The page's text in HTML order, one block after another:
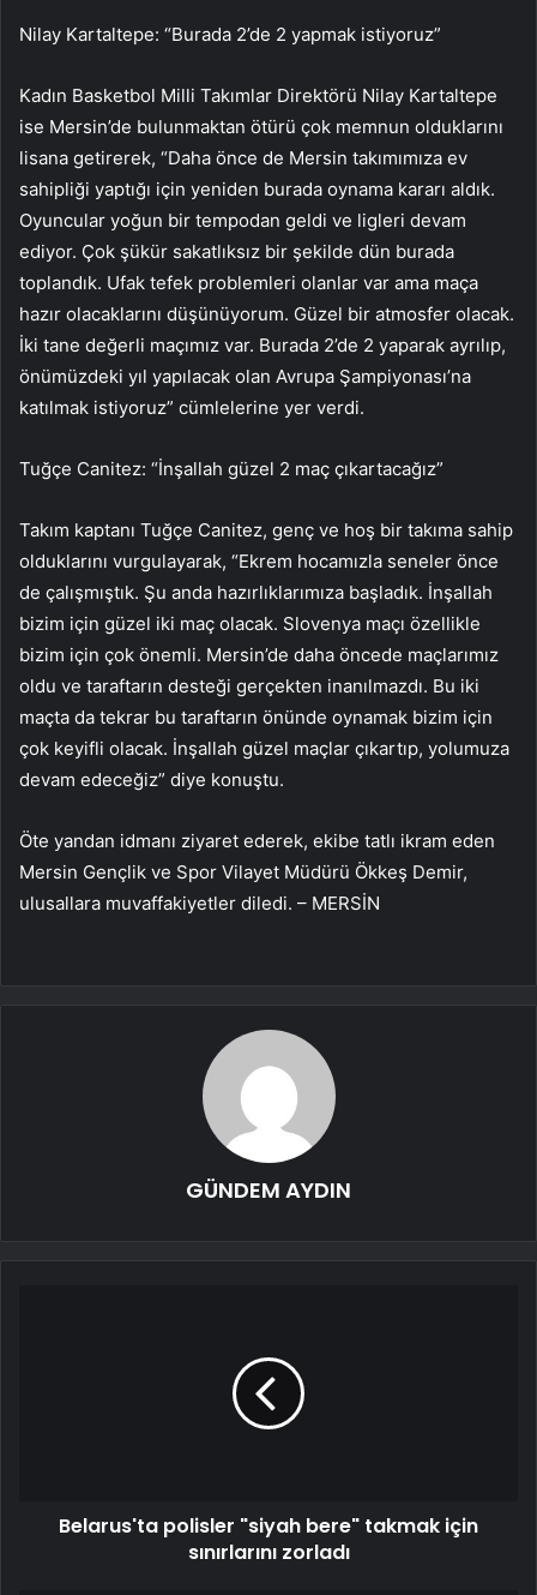
Nilay Kartaltepe: “Burada 2’de 2 yapmak istiyoruz”
Kadın Basketbol Milli Takımlar Direktörü Nilay Kartaltepe
ise Mersin’de bulunmaktan ötürü çok memnun olduklarını
lisana getirerek, “Daha önce de Mersin takımımıza ev
sahipliği yaptığı için yeniden burada oynama kararı aldık.
Oyuncular yoğun bir tempodan geldi ve ligleri devam
ediyor. Çok şükür sakatlıksız bir şekilde dün burada
toplandık. Ufak tefek problemleri olanlar var ama maça
hazır olacaklarını düşünüyorum. Güzel bir atmosfer olacak.
İki tane değerli maçımız var. Burada 2’de 2 yaparak ayrılıp,
önümüzdeki yıl yapılacak olan Avrupa Şampiyonası’na
katılmak istiyoruz” cümlelerine yer verdi.
Tuğçe Canitez: “İnşallah güzel 2 maç çıkartacağız”
Takım kaptanı Tuğçe Canitez, genç ve hoş bir takıma sahip
olduklarını vurgulayarak, “Ekrem hocamızla seneler önce
de çalışmıştık. Şu anda hazırlıklarımıza başladık. İnşallah
bizim için güzel iki maç olacak. Slovenya maçı özellikle
bizim için çok önemli. Mersin’de daha öncede maçlarımız
oldu ve taraftarın desteği gerçekten inanılmazdı. Bu iki
maçta da tekrar bu taraftarın önünde oynamak bizim için
çok keyifli olacak. İnşallah güzel maçlar çıkartıp, yolumuza
devam edeceğiz” diye konuştu.
Öte yandan idmanı ziyaret ederek, ekibe tatlı ikram eden
Mersin Gençlik ve Spor Vilayet Müdürü Ökkeş Demir,
ulusallara muvaffakiyetler diledi. – MERSİN
GÜNDEM AYDIN
Belarus'ta polisler "siyah bere" takmak için
sınırlarını zorladı